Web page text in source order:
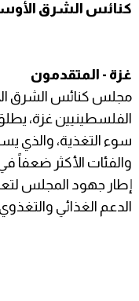
كنائس الشرق
غزة - المتقدمون
مجلس كنائس الشرق
الفلسطينيين غزة،
سوء التغذية، والذي
والفئات الأكثر ضعفاً
إطار جهود المجلس
الدعم الغذائي